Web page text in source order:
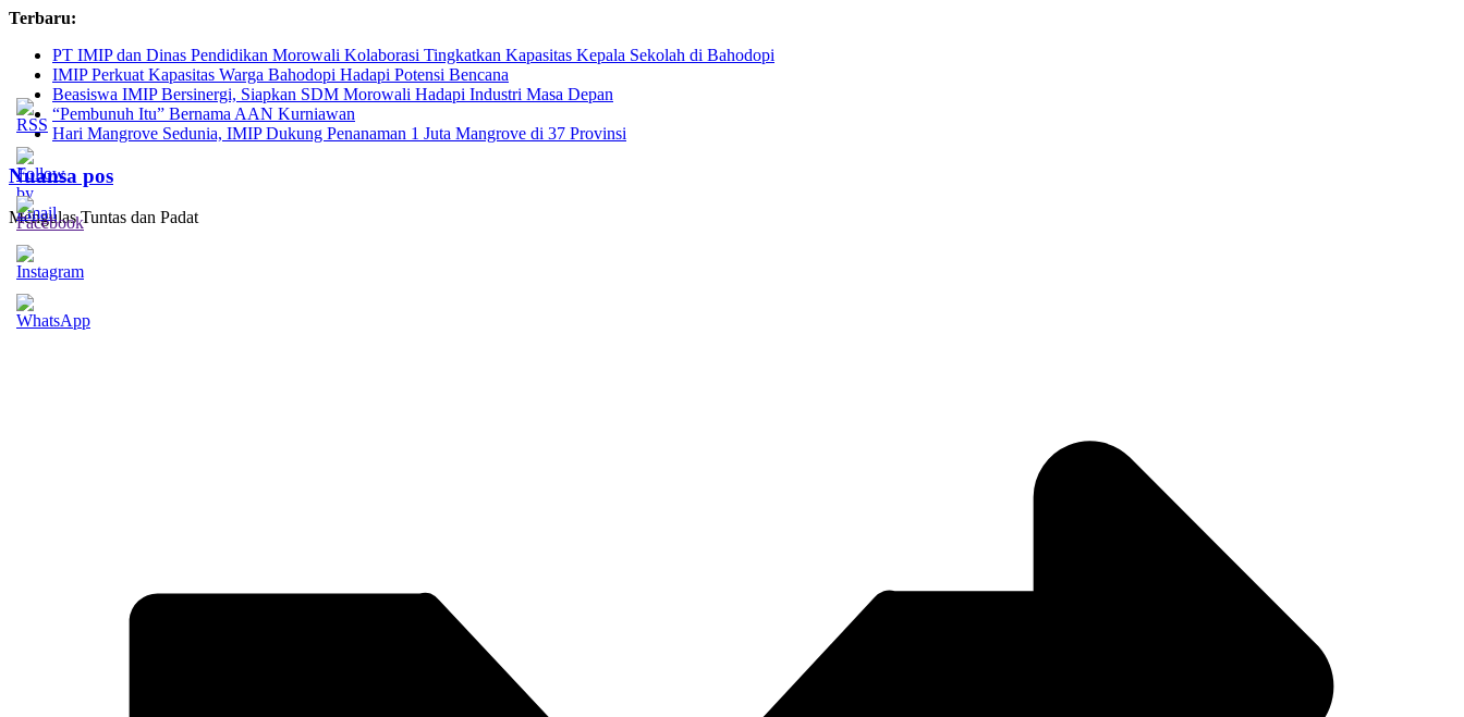
Skip
content
Terbaru:
PT IMIP dan Dinas Pendidikan Morowali Kolaborasi Tingkatkan Kapasitas Kepala Sekolah di Bahodopi
IMIP Perkuat Kapasitas Warga Bahodopi Hadapi Potensi Bencana
Beasiswa IMIP Bersinergi, Siapkan SDM Morowali Hadapi Industri Masa Depan
“Pembunuh Itu” Bernama AAN Kurniawan
Hari Mangrove Sedunia, IMIP Dukung Penanaman 1 Juta Mangrove di 37 Provinsi
Nuansa pos
Mengulas Tuntas dan Padat